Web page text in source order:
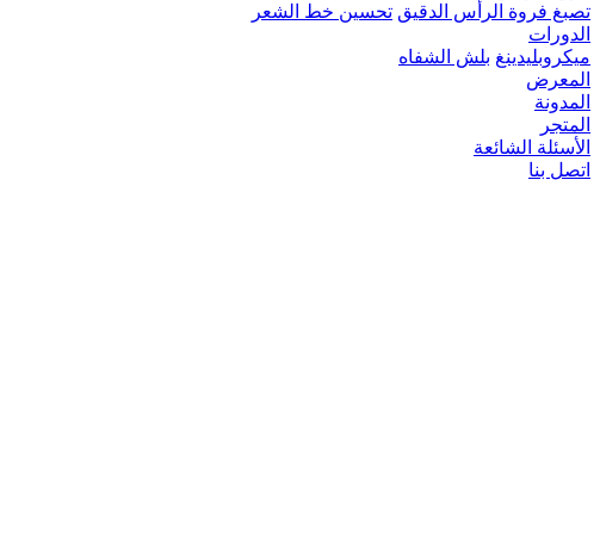
تصبغ فروة الرأس الدقيق تحسين خط الشعر
الدورات
ميكروبلیدينغ بلش الشفاه
المعرض
المدونة
المتجر
الأسئلة الشائعة
اتصل بنا